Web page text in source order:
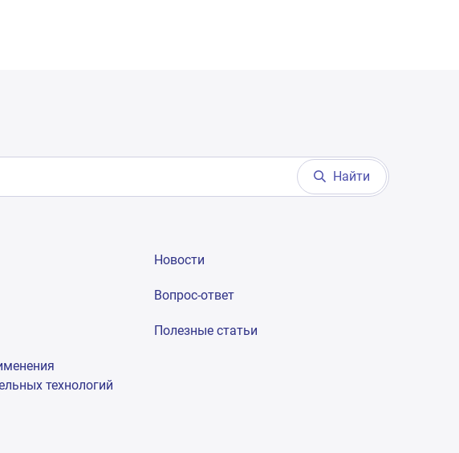
Найти
технологий
Новости
Вопрос-ответ
Полезные статьи